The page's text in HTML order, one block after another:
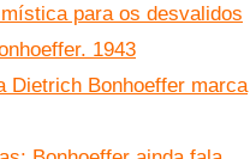
para os desvalidos
1943
Dietrich Bonhoeffer marca